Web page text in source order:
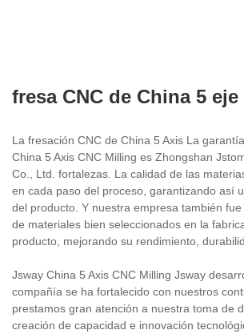
fresa CNC de China 5 eje
La fresación CNC de China 5 Axis La
China 5 Axis CNC Milling es Zhongshan
Co., Ltd. fortalezas. La calidad de las
en cada paso del proceso, garantizando así
del producto. Y nuestra empresa también
de materiales bien seleccionados en la
producto, mejorando su rendimiento,
Jsway China 5 Axis CNC Milling Jsway
compañía se ha fortalecido con nuestros
prestamos gran atención a nuestra toma de
creación de capacidad e innovación